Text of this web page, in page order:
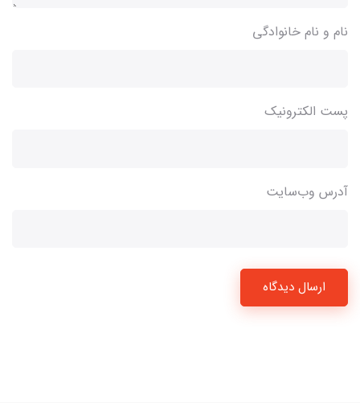
نام و نام خانوادگی
پست الکترونیک
آدرس وب‌سایت
ارسال دیدگاه